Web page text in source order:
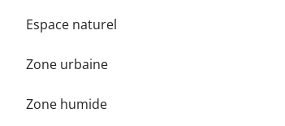
Espace naturel
Zone urbaine
Zone humide